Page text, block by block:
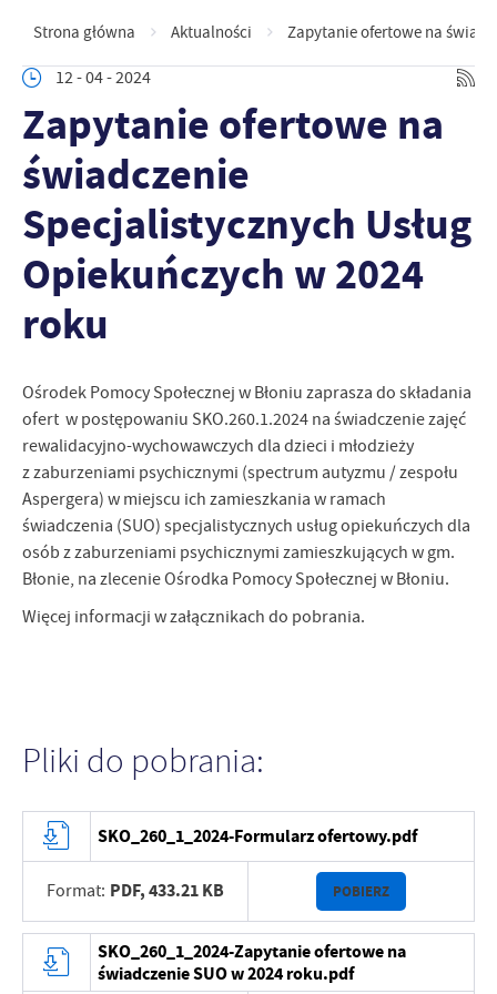
Strona główna Aktualności Zapytanie ofertowe na
12 - 04 - 2024
Zapytanie ofertowe na
świadczenie
Specjalistycznych Usług
Opiekuńczych w 2024
roku
Ośrodek Pomocy Społecznej w Błoniu zaprasza do składania
ofert w postępowaniu SKO.260.1.2024 na świadczenie zajęć
rewalidacyjno-wychowawczych dla dzieci i młodzieży
z zaburzeniami psychicznymi (spectrum autyzmu / zespołu
Aspergera) w miejscu ich zamieszkania w ramach
świadczenia (SUO) specjalistycznych usług opiekuńczych dla
osób z zaburzeniami psychicznymi zamieszkujących w gm.
Błonie, na zlecenie Ośrodka Pomocy Społecznej w Błoniu.
Więcej informacji w załącznikach do pobrania.
Pliki do pobrania:
SKO_260_1_2024-Formularz ofertowy.pdf
Format: PDF,433.21 KB POBIERZ
SKO_260_1_2024-Zapytanie ofertowe na
świadczenie SUO w 2024 roku.pdf